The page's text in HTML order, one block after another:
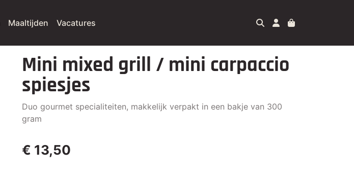
Maaltijden Vacatures
Mini mixed grill / mini carpaccio
spiesjes
Duo gourmet specialiteiten, makkelijk verpakt in een bakje van 300
gram
€ 13,50